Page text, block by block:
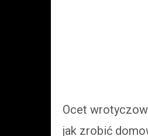
Ocet
jak zrobić